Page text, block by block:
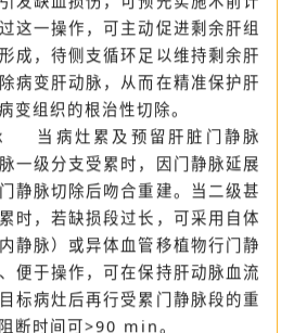
留肝脏动脉。当手术中需切除受
法通过外科手段重建时，为避免
发缺血损伤，可预先实施术前计
这一操作，可主动促进剩余肝组
成，待侧支循环足以维持剩余肝
病变肝动脉，从而在精准保护肝
变组织的根治性切除。
病灶累及预留肝脏门静脉
一级分支受累时，因门静脉延展
静脉切除后吻合重建。当二级甚
时，若缺损段过长，可采用自体
静脉）或异体血管移植物行门静